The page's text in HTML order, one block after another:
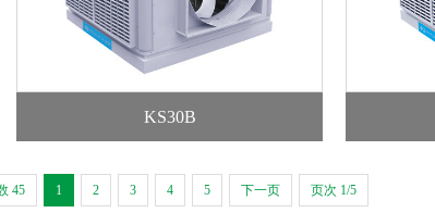
KS30B
45 1 2 3 4 5 下一页 页次 1/5